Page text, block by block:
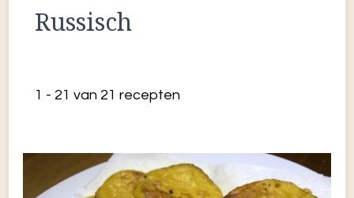
Russisch
1 - 21 van 21 recepten